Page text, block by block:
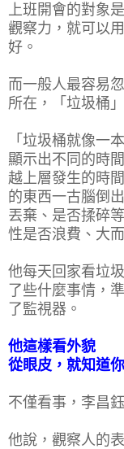
上班開會的對象
觀察力，就可以
好。
而一般人最容易
所在，「垃圾桶
「垃圾桶就像一
顯示出不同的時
越上層發生的時
的東西一古腦倒
丟棄、是否揉碎
性是否浪費、大
他每天回家看垃
了些什麼事情，
了監視器。
他這樣看外貌
從眼皮，就知道
不僅看事，李昌
他說，觀察人的